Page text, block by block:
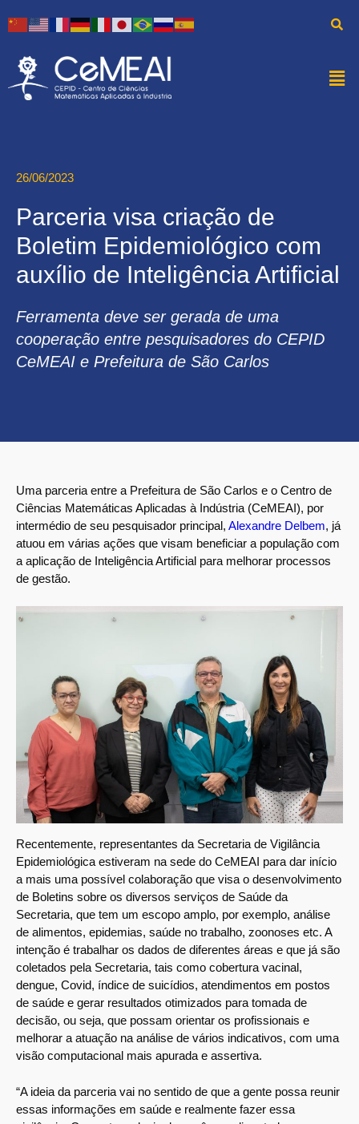
26/06/2023
Parceria visa criação de
Boletim Epidemiológico com
auxílio de Inteligência Artificial
Ferramenta deve ser gerada de uma
cooperação entre pesquisadores do CEPID
CeMEAI e Prefeitura de São Carlos
Uma parceria entre a Prefeitura de São Carlos e o Centro de
Ciências Matemáticas Aplicadas à Indústria (CeMEAI), por
intermédio de seu pesquisador principal, Alexandre Delbem, já
atuou em várias ações que visam beneficiar a população com
a aplicação de Inteligência Artificial para melhorar processos
de gestão.
Recentemente, representantes da Secretaria de Vigilância
Epidemiológica estiveram na sede do CeMEAI para dar início
a mais uma possível colaboração que visa o desenvolvimento
de Boletins sobre os diversos serviços de Saúde da
Secretaria, que tem um escopo amplo, por exemplo, análise
de alimentos, epidemias, saúde no trabalho, zoonoses etc. A
intenção é trabalhar os dados de diferentes áreas e que já são
coletados pela Secretaria, tais como cobertura vacinal,
dengue, Covid, índice de suicídios, atendimentos em postos
de saúde e gerar resultados otimizados para tomada de
decisão, ou seja, que possam orientar os profissionais e
melhorar a atuação na análise de vários indicativos, com uma
visão computacional mais apurada e assertiva.
“A ideia da parceria vai no sentido de que a gente possa reunir
essas informações em saúde e realmente fazer essa